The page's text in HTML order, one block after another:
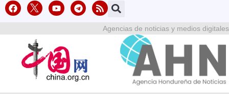
Agencias de noticias y medios digitales